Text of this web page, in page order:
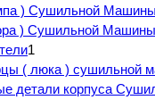
) Сушильной Машины
) Сушильной Машины
1
( люка ) сушильной
детали корпуса